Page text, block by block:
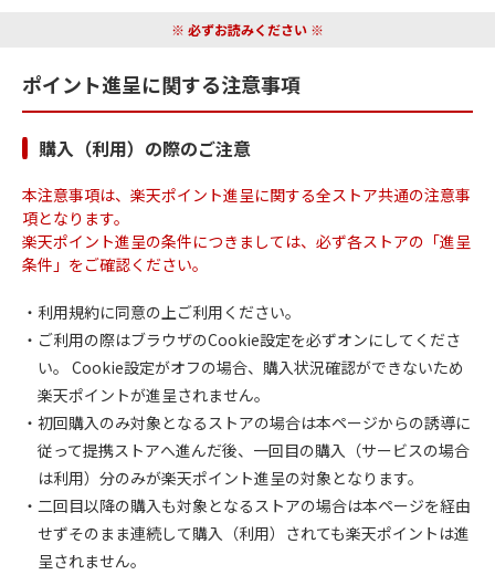
※ 必ずお読みください ※
ポイント進呈に関する注意事項
購入（利用）の際のご注意
本注意事項は、楽天ポイント進呈に関する全ストア共通の注意事
項となります。
楽天ポイント進呈の条件につきましては、必ず各ストアの「進呈
条件」をご確認ください。
・利用規約に同意の上ご利用ください。
・ご利用の際はブラウザのCookie設定を必ずオンにしてくださ
い。 Cookie設定がオフの場合、購入状況確認ができないため
楽天ポイントが進呈されません。
・初回購入のみ対象となるストアの場合は本ページからの誘導に
従って提携ストアへ進んだ後、一回目の購入（サービスの場合
は利用）分のみが楽天ポイント進呈の対象となります。
・二回目以降の購入も対象となるストアの場合は本ページを経由
せずそのまま連続して購入（利用）されても楽天ポイントは進
呈されません。